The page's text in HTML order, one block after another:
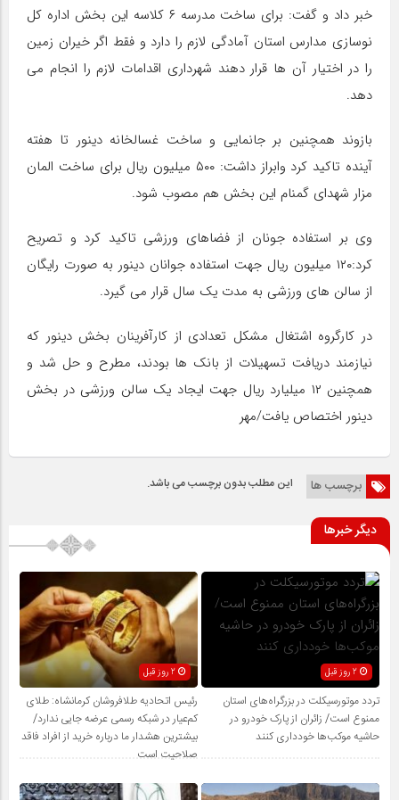
خبر داد و گفت: برای ساخت مدرسه ۶ کلاسه این بخش اداره کل
نوسازی مدارس استان آمادگی لازم را دارد و فقط اگر خیران زمین
را در اختیار آن ها قرار دهند شهرداری اقدامات لازم را انجام می
دهد.
بازوند همچنین بر جانمایی و ساخت غسالخانه دینور تا هفته
آینده تاکید کرد وابراز داشت: ۵۰۰ میلیون ریال برای ساخت المان
مزار شهدای گمنام این بخش هم مصوب شود.
وی بر استفاده جونان از فضاهای ورزشی تاکید کرد و تصریح
کرد:۱۲۰ میلیون ریال جهت استفاده جوانان دینور به صورت رایگان
از سالن های ورزشی به مدت یک سال قرار می گیرد.
در کارگروه اشتغال مشکل تعدادی از کارآفرینان بخش دینور که
نیازمند دریافت تسهیلات از بانک ها بودند، مطرح و حل شد و
همچنین ۱۲ میلیارد ریال جهت ایجاد یک سالن ورزشی در بخش
دینور اختصاص یافت/مهر
برچسب ها این مطلب بدون برچسب می باشد.
دیگر خبرها
2 روز قبل
تردد موتورسیکلت در بزرگراه‌های استان
ممنوع است/ زائران از پارک خودرو در
حاشیه موکب‌ها خودداری کنند
رئیس اتحادیه طلافروشان کرمانشاه: طلای
کم‌عیار در شبکه رسمی عرضه جایی ندارد/
بیشترین هشدار ما درباره خرید از افراد فاقد
صلاحیت است